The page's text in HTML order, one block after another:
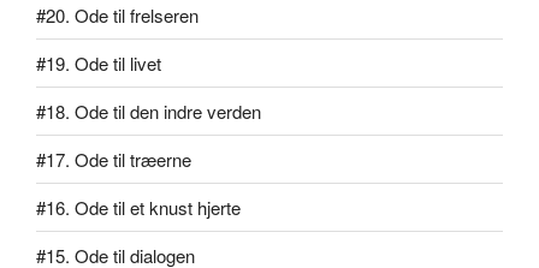
#20. Ode til frelseren
#19. Ode til livet
#18. Ode til den indre verden
#17. Ode til træerne
#16. Ode til et knust hjerte
#15. Ode til dialogen